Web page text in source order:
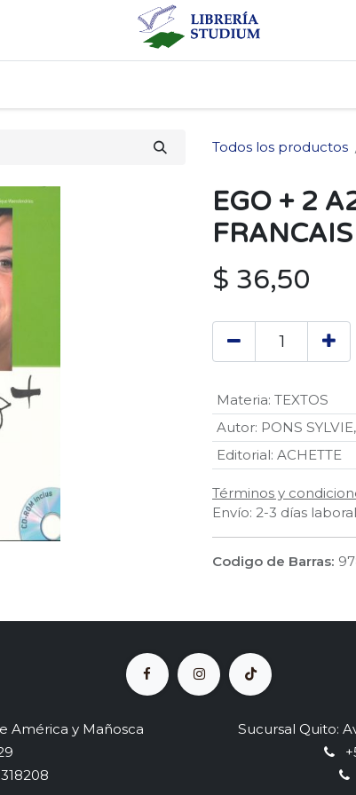
Todos los productos
EGO + 2
FRANCAIS
$ 36,50
Materia: TEXTOS
Autor: PONS SYLVIE,
Editorial: ACHETTE
Términos y
Envío: 2-3 días
Codigo de Barras:
América y Mañosca
Sucursal Quito: